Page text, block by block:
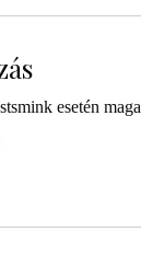
esetén